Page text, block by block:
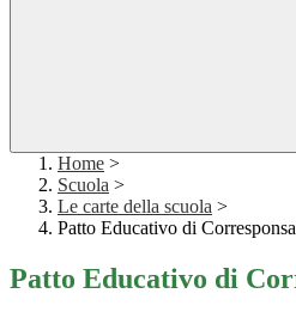
Home >
Scuola >
Le carte della scuola >
Patto Educativo di
Patto Educativo di